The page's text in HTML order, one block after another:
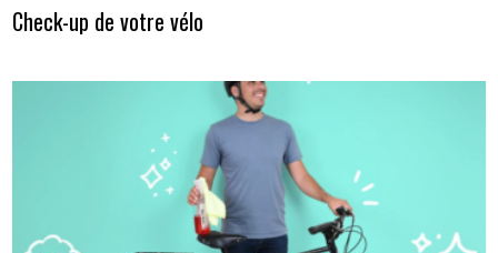
Check-up de votre vélo